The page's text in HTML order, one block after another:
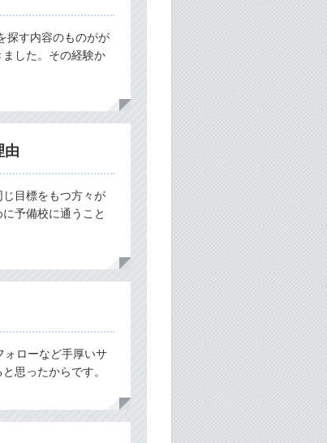
探す内容のものがが
した。その経験か
由
目標をもつ方々が
予備校に通うこと
ォローなど手厚いサ
思ったからです。